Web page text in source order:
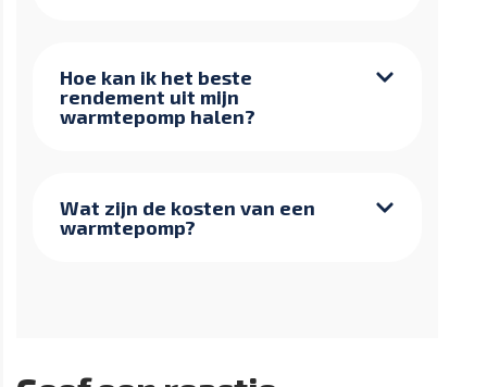
Hoe kan ik het beste
rendement uit mijn
warmtepomp halen?
Wat zijn de kosten van een
warmtepomp?